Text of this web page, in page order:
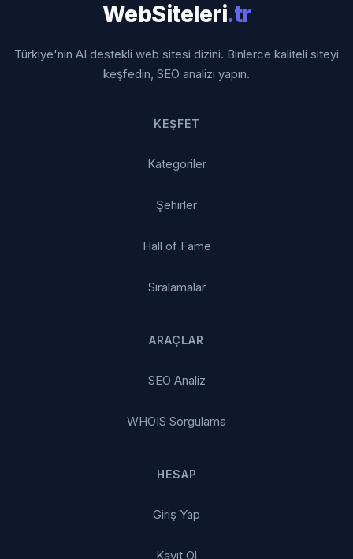
WebSiteleri.tr
Türkiye'nin AI destekli web sitesi dizini. Binlerce kaliteli siteyi
keşfedin, SEO analizi yapın.
KEŞFET
Kategoriler
Şehirler
Hall of Fame
Sıralamalar
ARAÇLAR
SEO Analiz
WHOIS Sorgulama
HESAP
Giriş Yap
Kayıt Ol